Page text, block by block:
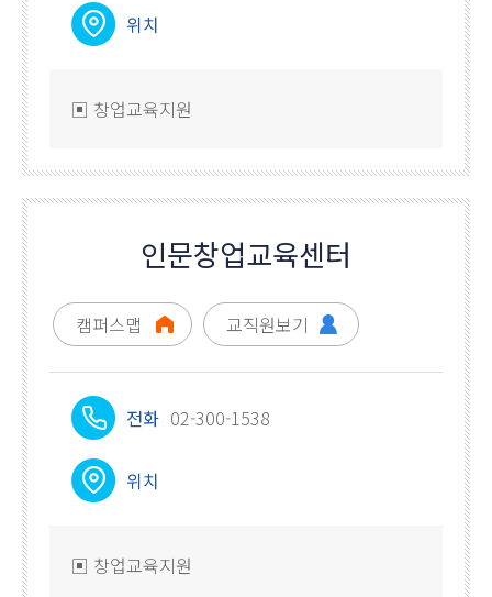
위치
▣ 창업교육지원
인문창업교육센터
캠퍼스맵 교직원보기
전화 02-300-1538
위치
▣ 창업교육지원